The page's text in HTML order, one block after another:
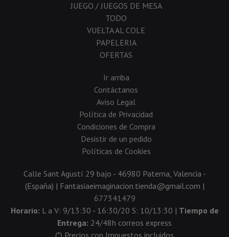
JUEGO / JUEGOS DE MESA
TODO
VUELTA AL COLE
PAPELERIA
OFERTAS
Ir arriba
Contáctanos
Aviso Legal
Política de Privacidad
Condiciones de Compra
Desistir de un pedido
Políticas de Cookies
Calle Sant Agustí 29 bajo - 46980 Paterna, Valencia -
(España) | Fantasiaeimaginacion.tienda@gmail.com |
677341479
Horario: L a V: 9/13:30 - 16:30/20 S: 10/13:30 | Tiempo de
Entrega: 24/48h correos express